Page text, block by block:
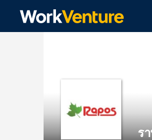
ร